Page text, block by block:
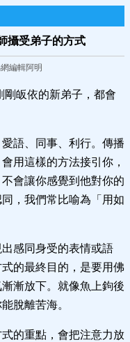
攝受弟子的方式
編輯阿明
剛皈依的新弟子，都會
語、同事、利行。傳播
用這樣的方法接引你，
會讓你感覺到他對你的
，我們常比喻為「用如
感同身受的表情或語
的最終目的，是要用佛
漸放下。就像魚上鉤後
脫離苦海。
的重點，會把注意力放